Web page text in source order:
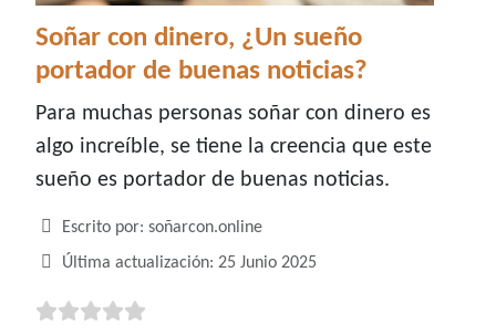
Soñar con dinero, ¿Un sueño
portador de buenas noticias?
Para muchas personas soñar con dinero es
algo increíble, se tiene la creencia que este
sueño es portador de buenas noticias.
Detalles
Escrito por: soñarcon.online
Última actualización: 25 Junio 2025